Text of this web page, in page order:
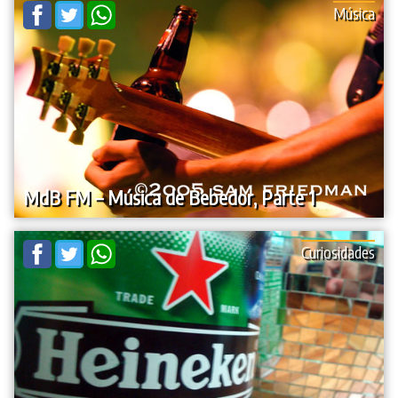
MdB FM – Música de Bebedor, Parte 1
Música
Curiosidades